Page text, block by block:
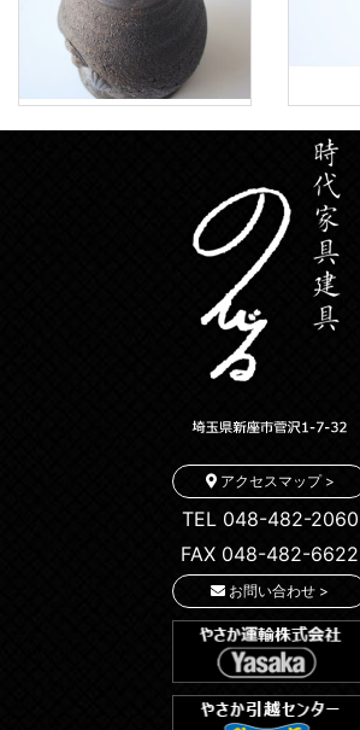
アクセスマップ >
TEL 048-482-2060
FAX 048-482-6622
お問い合わせ >